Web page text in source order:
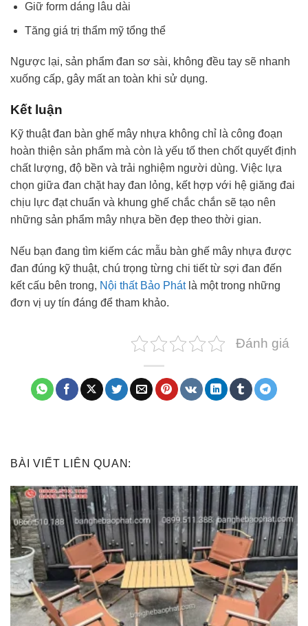
Giữ form dáng lâu dài
Tăng giá trị thẩm mỹ tổng thể
Ngược lại, sản phẩm đan sơ sài, không đều tay sẽ nhanh
xuống cấp, gây mất an toàn khi sử dụng.
Kết luận
Kỹ thuật đan bàn ghế mây nhựa không chỉ là công đoạn
hoàn thiện sản phẩm mà còn là yếu tố then chốt quyết định
chất lượng, độ bền và trải nghiệm người dùng. Việc lựa
chọn giữa đan chặt hay đan lỏng, kết hợp với hệ giăng đai
chịu lực đạt chuẩn và khung ghế chắc chắn sẽ tạo nên
những sản phẩm mây nhựa bền đẹp theo thời gian.
Nếu bạn đang tìm kiếm các mẫu bàn ghế mây nhựa được
đan đúng kỹ thuật, chú trọng từng chi tiết từ sợi đan đến
kết cấu bên trong, Nội thất Bảo Phátlà một trong những
đơn vị uy tín đáng để tham khảo.
Đánh giá
BÀI VIẾT LIÊN QUAN: